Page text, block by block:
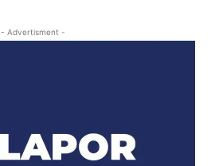
- Advertisment -